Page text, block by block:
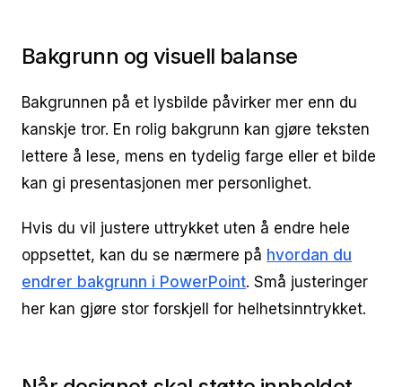
Bakgrunn og visuell balanse
Bakgrunnen på et lysbilde påvirker mer enn du
kanskje tror. En rolig bakgrunn kan gjøre teksten
lettere å lese, mens en tydelig farge eller et bilde
kan gi presentasjonen mer personlighet.
Hvis du vil justere uttrykket uten å endre hele
oppsettet, kan du se nærmere på hvordan du
endrer bakgrunn i PowerPoint. Små justeringer
her kan gjøre stor forskjell for helhetsinntrykket.